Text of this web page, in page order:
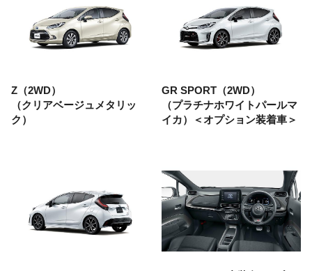
Z（2WD）
（クリアベージュメタリッ
ク）
GR SPORT（2WD）
（プラチナホワイトパールマ
イカ）
＜オプション装着車＞